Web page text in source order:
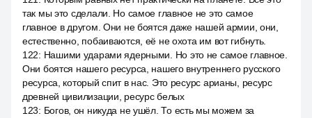
так мы это сделали. Но самое главное не это самое
главное в другом. Они не боятся даже нашей армии, они,
естественно, побаиваются, её не охота им вот гибнуть.
122: Нашими ударами ядерными. Но это не самое главное.
Они боятся нашего ресурса, нашего внутреннего русского
ресурса, который спит в нас. Это ресурс арианы, ресурс
древней цивилизации, ресурс белых
123: Богов, он никуда не ушёл. То есть мы можем за